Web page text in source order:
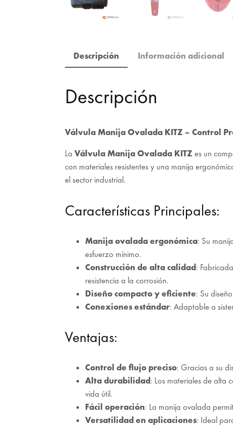
Descripción Información adicional
Descripción
Válvula Manija Ovalada KITZ – Control
La Válvula Manija Ovalada KITZ es un
con materiales resistentes y una manija
el sector industrial.
Características Principales:
Manija ovalada ergonómica: Su
esfuerzo mínimo.
Construcción de alta calidad:
resistencia a la corrosión.
Diseño compacto y eficiente: Su
Conexiones estándar: Adaptable a
Ventajas:
Control de flujo preciso: Gracias a su
Alta durabilidad: Los materiales de alta
vida útil.
Fácil operación: La manija ovalada
Versatilidad en aplicaciones: Ideal